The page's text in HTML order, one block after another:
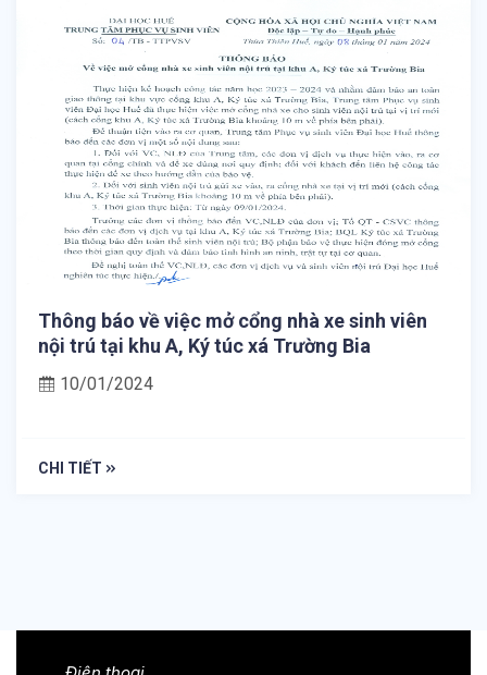
Thông báo về việc mở cổng nhà xe sinh viên
nội trú tại khu A, Ký túc xá Trường Bia
10/01/2024
CHI TIẾT